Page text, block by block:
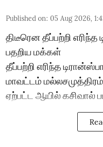
Published on: 05 Aug 2026,
திடீரென தீப்பற்றி எரிந்த
பதறிய மக்கள்
தீப்பற்றி எரிந்த
மாவட்டம்
ஏற்பட்ட ஆயில் கசிவால்